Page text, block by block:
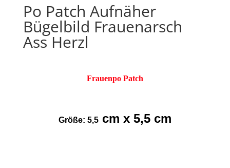
Po Patch Aufnäher
Bügelbild Frauenarsch
Ass Herzl
Frauenpo Patch
Größe: 5,5cm x 5,5 cm